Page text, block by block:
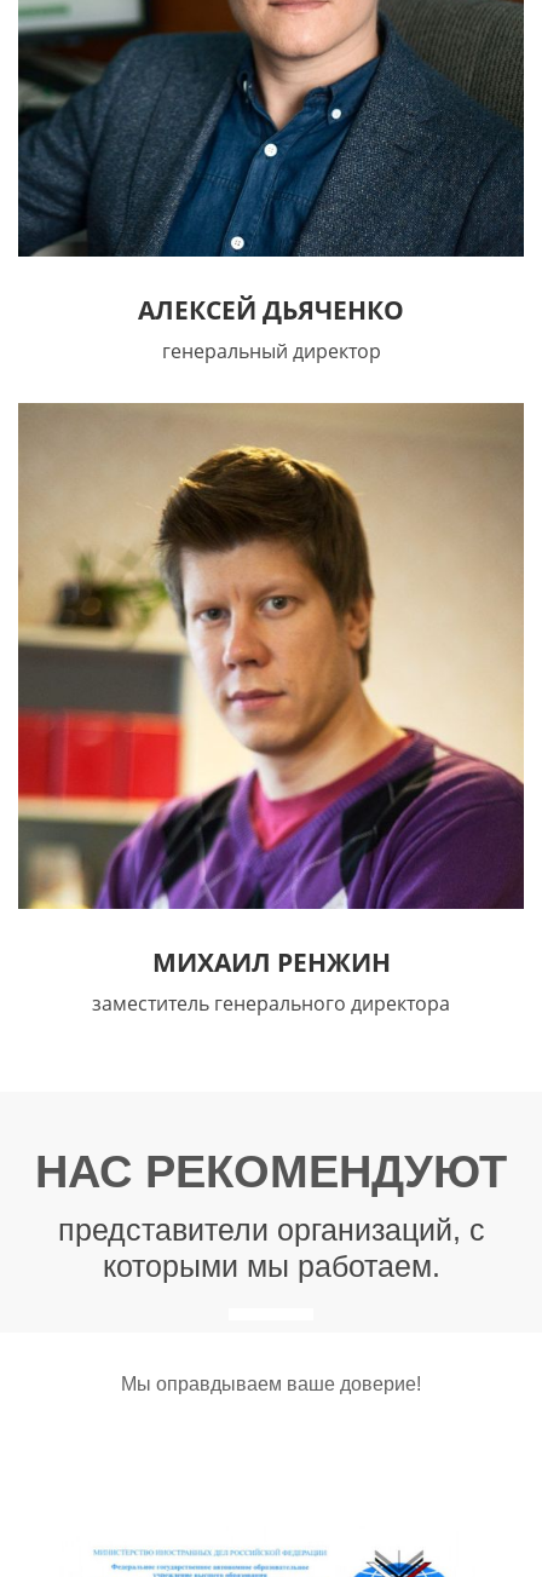
АЛЕКСЕЙ ДЬЯЧЕНКО
генеральный директор
МИХАИЛ РЕНЖИН
заместитель генерального директора
НАС РЕКОМЕНДУЮТ
представители организаций, с
которыми мы работаем.
Мы оправдываем ваше доверие!